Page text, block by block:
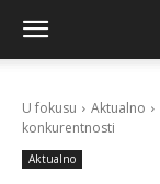
U fokusu Aktualno
konkurentnosti
Aktualno